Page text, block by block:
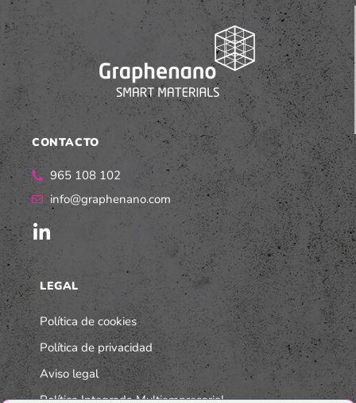
CONTACTO
965 108 102
info@graphenano.com
LEGAL
Política de cookies
Política de privacidad
Aviso legal